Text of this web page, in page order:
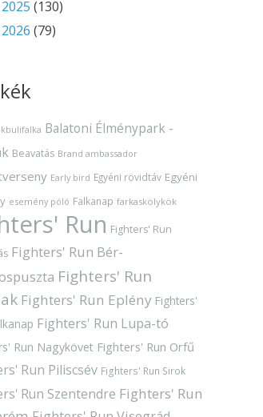
(130)
(79)
Balatoni Élménypark -
Beavatás Brand ambassador
Early bird Egyéni rövidtáv Egyéni
esemény póló Falkanap farkaskölykök
Run Fighters' Run
Fighters' Run Bér-
Fighters' Run
Fighters' Run Eplény Fighters'
Fighters' Run Lupa-tó
Run Nagykövet Fighters' Run Orfű
Run Piliscsév Fighters' Run Sirok
Run Szentendre Fighters' Run